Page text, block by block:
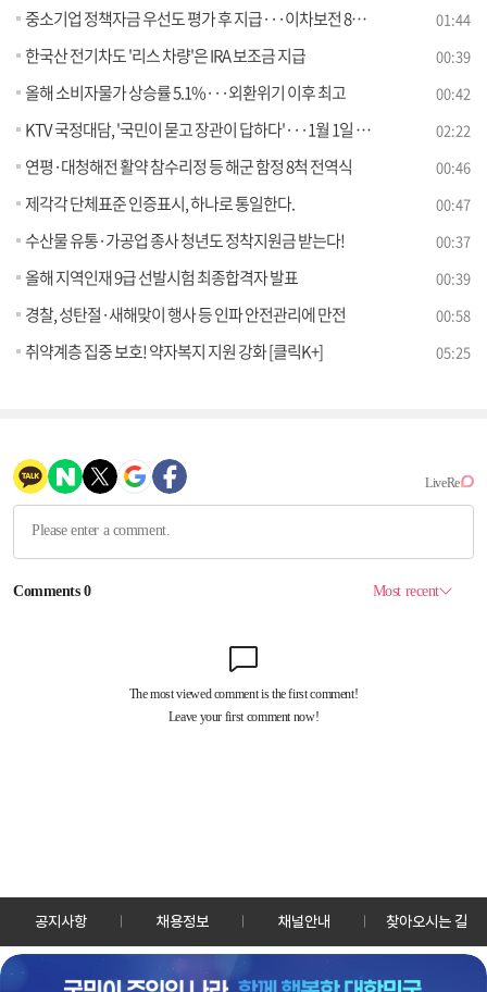
중소기업 정책자금 우선도 평가 후 지급···이차보전 8천억 지원 01:44
한국산 전기차도 '리스 차량'은 IRA 보조금 지급 00:39
올해 소비자물가 상승률 5.1%···외환위기 이후 최고 00:42
KTV 국정대담, '국민이 묻고 장관이 답하다'···1월 1일 첫 방송 02:22
연평·대청해전 활약 참수리정 등 해군 함정 8척 전역식 00:46
제각각 단체표준 인증표시, 하나로 통일한다. 00:47
수산물 유통·가공업 종사 청년도 정착지원금 받는다! 00:37
올해 지역인재 9급 선발시험 최종합격자 발표 00:39
경찰, 성탄절·새해맞이 행사 등 인파 안전관리에 만전 00:58
취약계층 집중 보호! 약자복지 지원 강화 [클릭K+] 05:25
공지사항 채용정보 채널안내 찾아오시는 길
30128 세종특별자치시 정부2청사로 13 한국정책방송원 KTV